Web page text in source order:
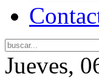
Jueves,